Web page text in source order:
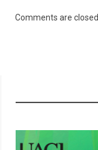
Comments are closed.